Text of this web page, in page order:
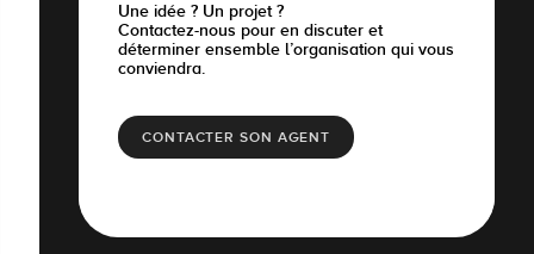
Une idée ? Un projet ?
Contactez-nous pour en discuter et
déterminer ensemble l’organisation qui vous
conviendra.
CONTACTER SON AGENT